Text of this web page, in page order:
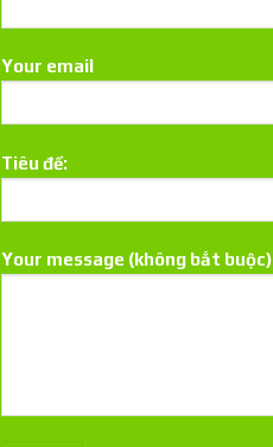
Your email
Tiêu đề:
Your message (không bắt buộc)